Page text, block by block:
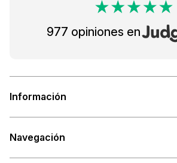
977 opiniones en
Información
Navegación